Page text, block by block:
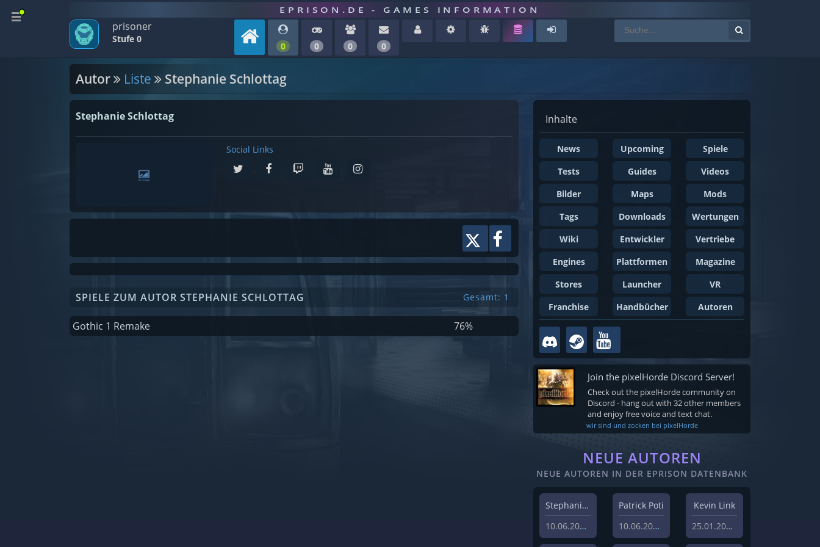
EPRISON.DE - GAMES INFORMATION
prisoner
Stufe 0
0 0 0 0
Autor Liste Stephanie Schlottag
Stephanie Schlottag
Social Links
SPIELE ZUM AUTOR STEPHANIE SCHLOTTAG Gesamt: 1
Gothic 1 Remake 76%
Inhalte
News Upcoming
Spiele
Tests
Guides
Videos
Bilder
Maps
Mods
Tags
Downloads
Wertungen
Wiki
Entwickler
Vertriebe
Engines
Plattformen
Magazine
Stores
Launcher
VR
Franchise
Handbücher Autoren
Join the pixelHorde Discord Server!
Check out the pixelHorde community on
Discord - hang out with 32 other members
and enjoy free voice and text chat.
wir sind und zocken bei pixelHorde
NEUE AUTOREN
NEUE AUTOREN IN DER EPRISON DATENBANK
Stephanie Schlottag
10.06.2026
Patrick Poti
10.06.2026
Kevin Link
25.01.2024